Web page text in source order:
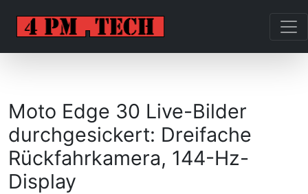
Moto Edge 30 Live-Bilder
durchgesickert: Dreifache
Rückfahrkamera, 144-Hz-
Display